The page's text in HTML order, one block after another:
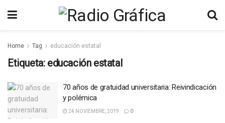
Home Tag educación estatal
Etiqueta: educación estatal
70 años de gratuidad universitaria: Reivindicación
y polémica
24 NOVIEMBRE, 2019 0